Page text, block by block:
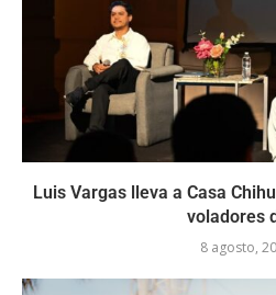
Luis Vargas lleva a Casa
voladores
8 agosto,